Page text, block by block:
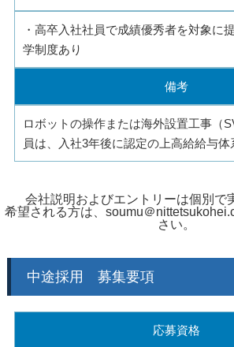
・高卒入社社員で成績優秀者を対象に
学制度あり
備考
ロボットの操作または海外設置工事（
員は、入社3年後に認定の上高給給与体
会社説明およびエントリーは個別で
希望される方は、soumu＠
さい。
中途採用 募集要項
応募資格